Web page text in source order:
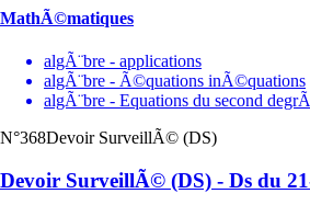
MathÃ©matiques
algÃ¨bre - applications
algÃ¨bre - Ã©quations inÃ©quations
algÃ¨bre - Equations du second
N°368Devoir SurveillÃ© (DS)
Devoir SurveillÃ© (DS) - Ds du